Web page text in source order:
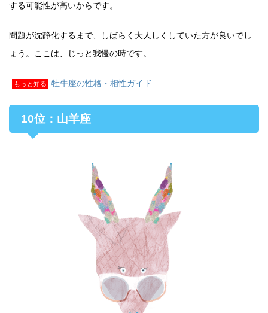
する可能性が高いからです。
問題が沈静化するまで、しばらく大人しくしていた方が良いでし
ょう。ここは、じっと我慢の時です。
もっと知る 牡牛座の性格・相性ガイド
10位：山羊座